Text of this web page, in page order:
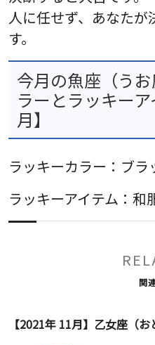
人に任せず、あなた
す。
今月の魚座（う
ラーとラッキー
月】
ラッキーカラー：ブラ
ラッキーアイテム：和
関
【2021年 11月】乙女座（